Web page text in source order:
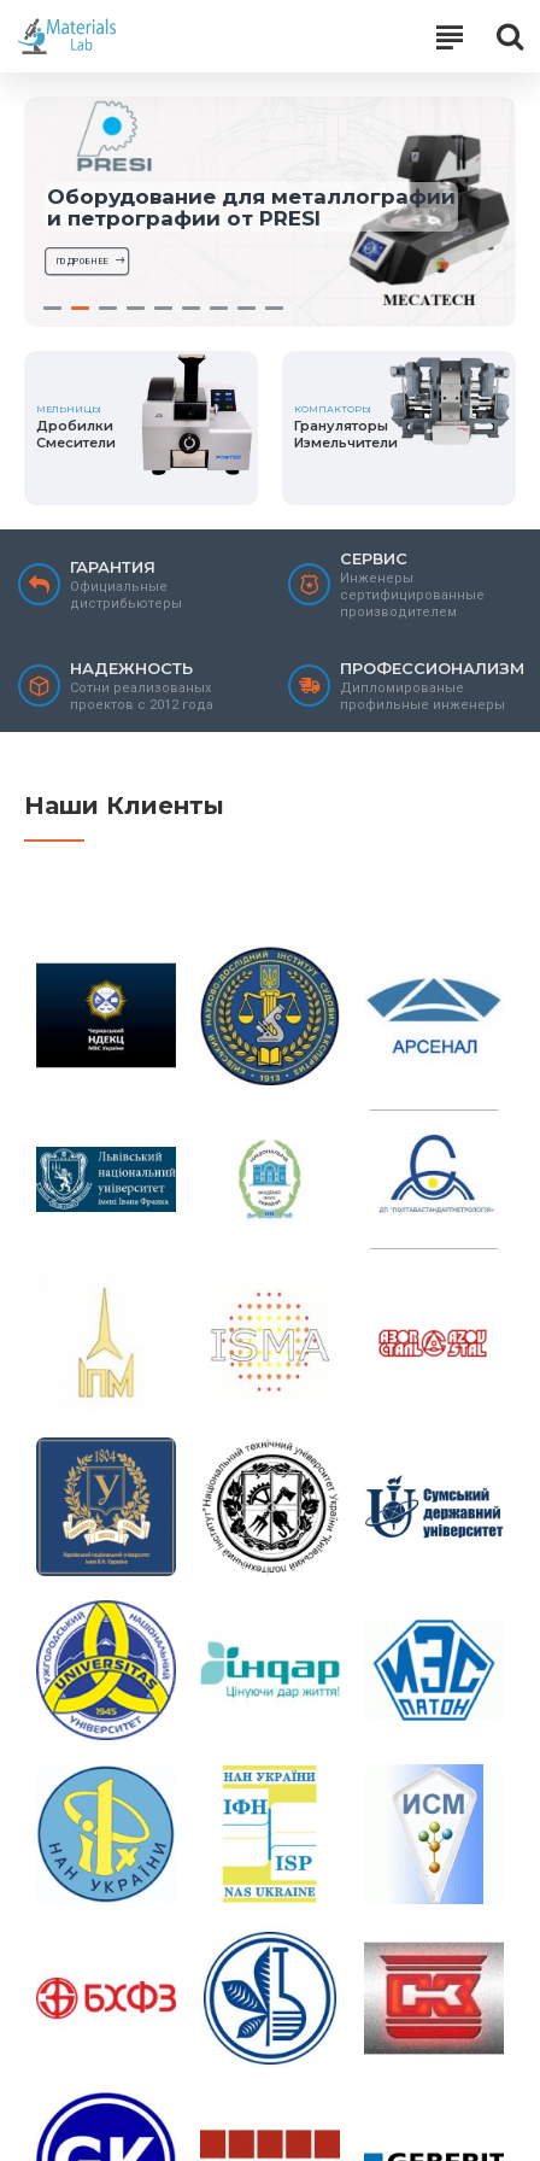
Оборудование для металлографии
и петрографии от PRESI
ПОДРОБНЕЕ
МЕЛЬНИЦЫ
Дробилки
Смесители
КОМПАКТОРЫ
Грануляторы
Измельчители
ГАРАНТИЯ
Официальные
дистрибьютеры
СЕРВИС
Инженеры
сертифицированные
производителем
НАДЕЖНОСТЬ
Сотни реализованых
проектов с 2012 года
ПРОФЕССИОНАЛИЗМ
Дипломированые
профильные инженеры
Наши Клиенты